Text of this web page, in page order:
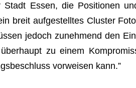
Stadt Essen, die Posi­tio­nen
breit auf­ge­stell­tes Clus­ter
jedoch zuneh­mend den
zu einem
vor­wei­sen kann.”